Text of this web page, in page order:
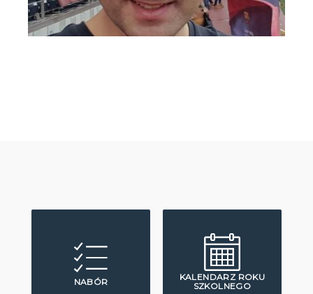
NABÓR
KALENDARZ ROKU
SZKOLNEGO